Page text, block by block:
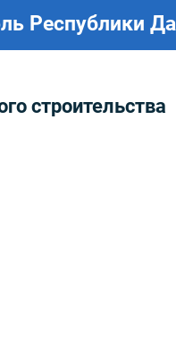
строительства
Республики